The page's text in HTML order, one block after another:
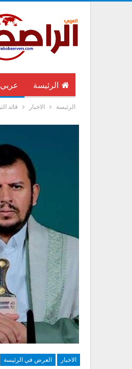
الرئيسة عربي
الرئيسة الاخبار قائد
الاخبار العرض في الرئيسة